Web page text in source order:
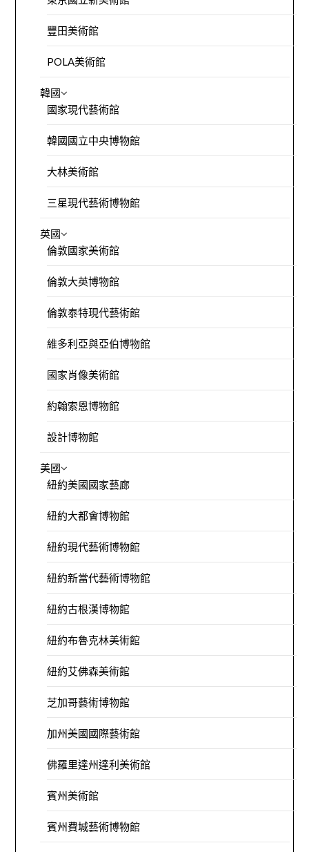
豐田美術館
POLA美術館
韓國
國家現代藝術館
韓國國立中央博物館
大林美術館
三星現代藝術博物館
英國
倫敦國家美術館
倫敦大英博物館
倫敦泰特現代藝術館
維多利亞與亞伯博物館
國家肖像美術館
約翰索恩博物館
設計博物館
美國
紐約美國國家藝廊
紐約大都會博物館
紐約現代藝術博物館
紐約新當代藝術博物館
紐約古根漢博物館
紐約布魯克林美術館
紐約艾佛森美術館
芝加哥藝術博物館
加州美國國際藝術館
佛羅里達州達利美術館
賓州美術館
賓州費城藝術博物館